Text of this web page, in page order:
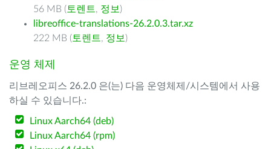
56 MB ( 토렌트, 정보 )
libreoffice-translations-26.2.0.3.tar.xz
222 MB ( 토렌트, 정보 )
운영 체제
리브레오피스 26.2.0 은(는) 다음 운영체제/시스템에서 사용
하실 수 있습니다.:
Linux Aarch64 (deb)
Linux Aarch64 (rpm)